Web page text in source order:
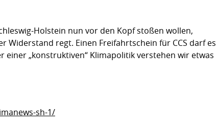
Holstein nun vor den Kopf stoßen wollen,
regt. Einen Freifahrtschein für CCS darf es
einer „konstruktiven“ Klimapolitik verstehen wir etwas
sh-1/